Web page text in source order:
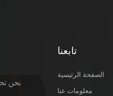
نحن
تابعنا
الصفحة الرئيسية
معلومات عنا